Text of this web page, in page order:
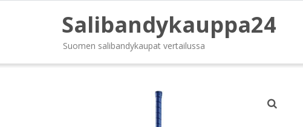
Salibandykauppa24
Suomen salibandykaupat vertailussa